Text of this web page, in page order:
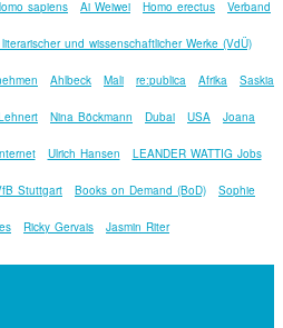
sapiens Ai Weiwei Homo erectus Verband
und wissenschaftlicher Werke (VdÜ)
Ahlbeck Mali re:publica Afrika Saskia
Nina Böckmann Dubai USA Joana
Ulrich Hansen LEANDER WATTIG Jobs
Stuttgart Books on Demand (BoD) Sophie
Ricky Gervais Jasmin Riter